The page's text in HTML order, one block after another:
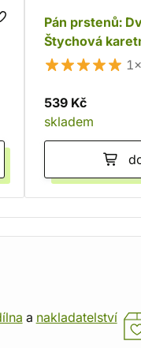
Pán prstenů:
Štychová
1×
539 Kč
skladem
a nakladatelství